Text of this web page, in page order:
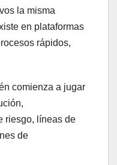
la misma
en plataformas
rápidos,
comienza a jugar
riesgo, líneas de
de